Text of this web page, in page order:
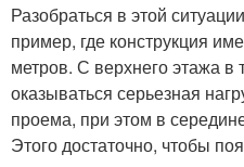
Разобраться в этой
пример, где конструкция
метров. С верхнего этажа в
оказываться серьезная
проема, при этом в
Этого достаточно, чтобы